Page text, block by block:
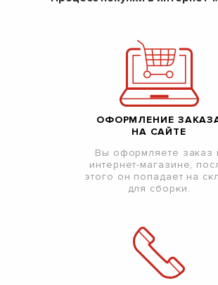
ОФОРМЛЕНИЕ
НА САЙТЕ
Вы оформляете заказ
интернет-магазине,
этого он попадает на
для сборки.